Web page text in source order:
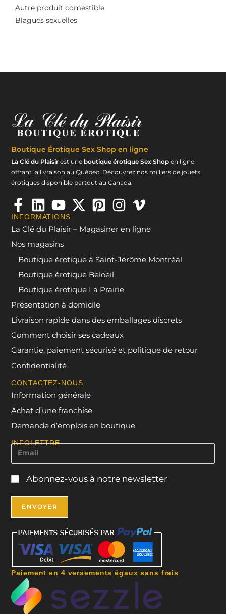
Autre produit comestible
Blagues sexuelles
Boutique Érotique Sex Shop en ligne
La Clé du Plaisir est une boutique érotique Sex Shop en ligne
offrant la livraison au Québec. Découvrez nos milliers de jouets
érotiques disponible partout au Canada.
INFORMATIONS
La Clé du Plaisir – Magasiner en ligne
Nos magasins
Boutique érotique à Saint-Jérôme Montréal
Boutique érotique Beloeil
Boutique érotique La Prairie
Présentation à domicile
Livraison rapide dans des emballages discrets
Comment choisir ses cadeaux
Garantie, paiement sécurisé et politique de retour
Confidentialité
CONTACTEZ-NOUS
Information générale
Achat d’une franchise
Demande d’emplois en boutique
INFOLETTRE
Abonnez-vous à notre newsletter
Paiement en 4 versements égaux sans frais